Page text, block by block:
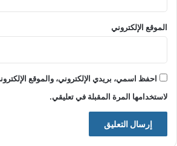
الموقع الإلكتروني
احفظ اسمي، بريدي الإلكتروني، والموقع
لاستخدامها المرة المقبلة في تعليقي.